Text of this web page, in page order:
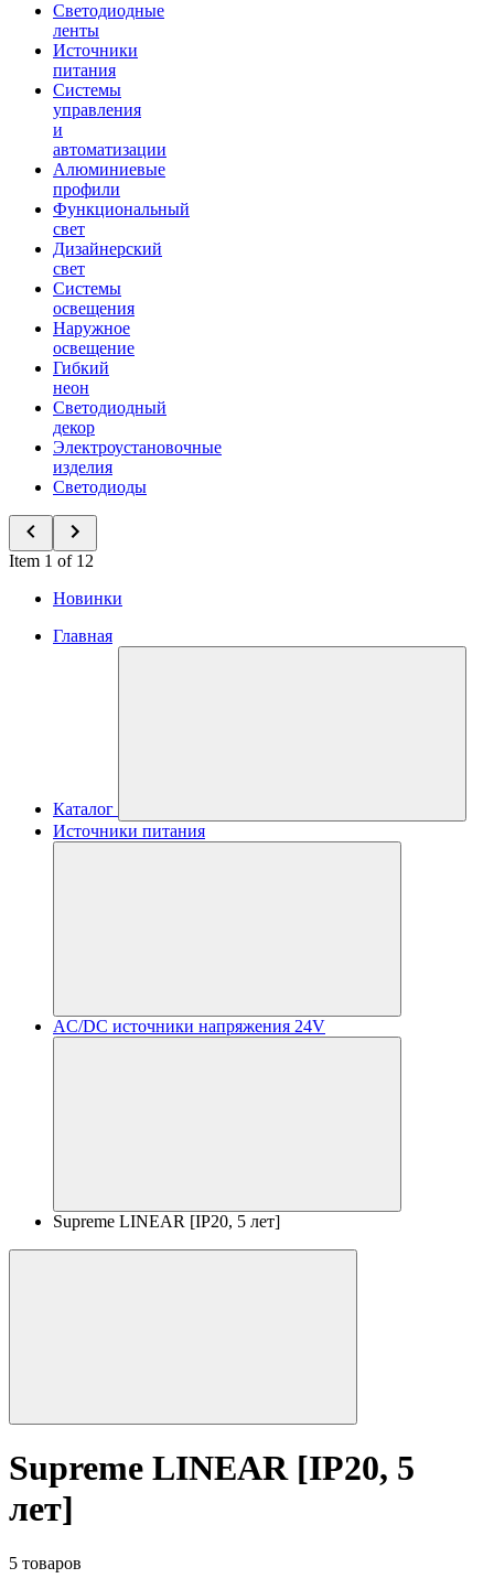
Светодиодные
ленты
Источники
питания
Системы
управления
и
автоматизации
Алюминиевые
профили
Функциональный
свет
Дизайнерский
свет
Системы
освещения
Наружное
освещение
Гибкий
неон
Светодиодный
декор
Электроустановочные
изделия
Светодиоды
Item 1 of 12
Новинки
Главная
Каталог
Источники питания
AC/DC источники напряжения 24V
Supreme LINEAR [IP20, 5 лет]
Supreme LINEAR [IP20, 5
лет]
5 товаров